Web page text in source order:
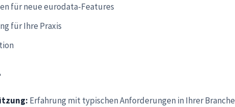
für neue eurodata-Features
für Ihre Praxis
Erfahrung mit typischen Anforderungen in Ihrer Branche